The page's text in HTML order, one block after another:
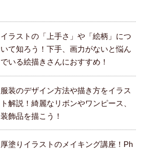
イラストの「上手さ」や「絵柄」につ
いて知ろう！下手、画力がないと悩ん
でいる絵描きさんにおすすめ！
服装のデザイン方法や描き方をイラス
ト解説！綺麗なリボンやワンピース、
装飾品を描こう！
厚塗りイラストのメイキング講座！Ph